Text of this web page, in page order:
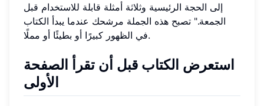
إلى الحجة الرئيسية وثلاثة أمثلة قابلة للاستخدام قبل
الجمعة." تصبح هذه الجملة مرشحك عندما يبدأ الكتاب
في الظهور كبيرًا أو بطيئًا أو مملًا.
استعرض الكتاب قبل أن تقرأ الصفحة
الأولى